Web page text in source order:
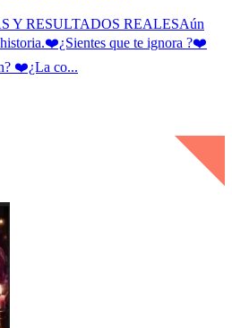
Y RESULTADOS REALESAún
historia.❤️¿Sientes que te ignora ?❤️
❤️¿La co...